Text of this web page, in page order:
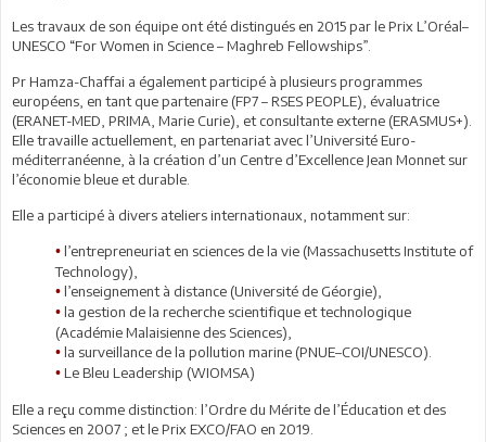
Les travaux de son équipe ont été distingués en 2015 par le Prix L’Oréal–
UNESCO “For Women in Science – Maghreb Fellowships”.
Pr Hamza-Chaffai a également participé à plusieurs programmes
européens, en tant que partenaire (FP7 – RSES PEOPLE), évaluatrice
(ERANET-MED, PRIMA, Marie Curie), et consultante externe (ERASMUS+).
Elle travaille actuellement, en partenariat avec l’Université Euro-
méditerranéenne, à la création d’un Centre d’Excellence Jean Monnet sur
l’économie bleue et durable.
Elle a participé à divers ateliers internationaux, notamment sur:
• l’entrepreneuriat en sciences de la vie (Massachusetts Institute of
Technology),
• l’enseignement à distance (Université de Géorgie),
• la gestion de la recherche scientifique et technologique
(Académie Malaisienne des Sciences),
• la surveillance de la pollution marine (PNUE–COI/UNESCO).
• Le Bleu Leadership (WIOMSA)
Elle a reçu comme distinction: l’Ordre du Mérite de l’Éducation et des
Sciences en 2007 ; et le Prix EXCO/FAO en 2019.